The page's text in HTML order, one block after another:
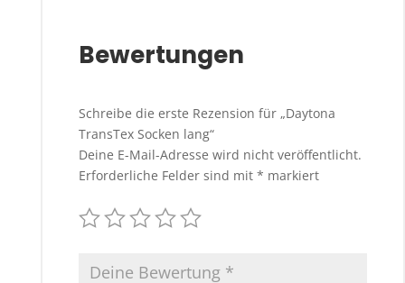
Bewertungen
Schreibe die erste Rezension für „Daytona
TransTex Socken lang“
Deine E-Mail-Adresse wird nicht veröffentlicht.
Erforderliche Felder sind mit * markiert